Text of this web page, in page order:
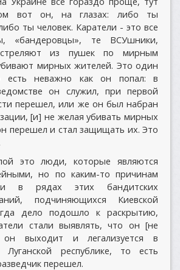
вот он, на глазах: либо ты
ты человек. Каратели - это все
«бандеровцы», те ВСУшники,
из пушек по мирным
мирных жителей. Это один
есть неважно как он попал: в
он служил, при первой
перешел, или же он был набран
[и] не желая убивать мирных
перешел и стал защищать их. Это
это люди, которые являются
но по каким-то причинам
в рядах этих бандитских
подчиняющихся Киевской
дело подошло к раскрытию,
стали выявлять, что он [не
выходит и легализуется в
Луганской республике, то есть
перешел.